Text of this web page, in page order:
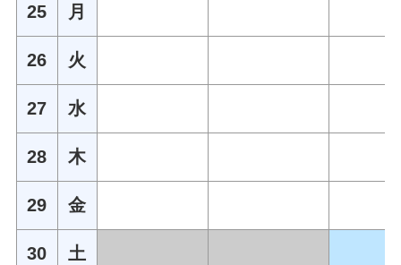
25 月
26 火
27 水
28 木
29 金
30 土